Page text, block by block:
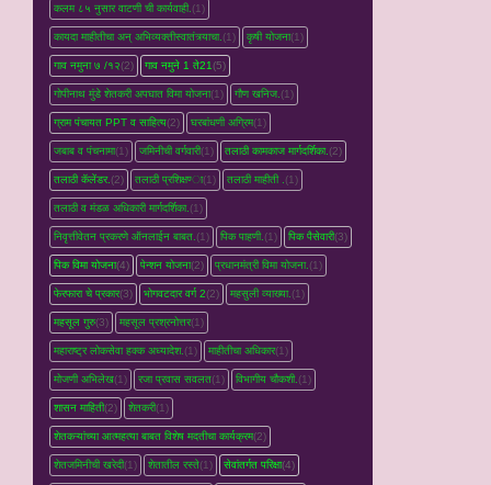
कलम ८५ नुसार वाटणी ची कार्यवाही. (1)
कायदा माहीतीचा अन् अभिव्यक्तीस्वातंत्र्याचा. (1) कृषी योजना(1)
गाव नमुना ७ /१२(2) गाव नमुने 1 ते21(5)
गोपीनाथ मुंडे शेतकरी अपघात विमा योजना(1) गौण खनिज. (1)
ग्राम पंचायत PPT व साहित्य(2) घरबांधणी अग्रिम(1)
जबाब व पंचनामा(1) जमिनीची वर्गवारी(1) तलाठी कामकाज मार्गदर्शिका.(2)
तलाठी कॅलेंडर.(2) तलाठी प्रशिक्षण्‍ा(1) तलाठी माहीती . (1)
तलाठी व मंडळ अधिकारी मार्गदर्शिका. (1)
निवृत्तीवेतन प्रकरणे ऑनलाईन बाबत. (1) पिक पाहणी. (1) पिक पैसेवारी(3)
पिक विमा योजना(4) पेन्शन योजना(2) प्रधानमंत्री विमा योजना. (1)
फेरफारा चे प्रकार(3) भोगवटदार वर्ग 2(2) महसुली व्‍याख्‍या. (1)
महसूल गुरु(3) महसूल प्रश्रनोत्तर(1)
महाराष्ट्र लोकसेवा हक्क अध्यादेश. (1) माहीतीचा अधिकार(1)
मोजणी अभिलेख(1) रजा प्रवास सवलत(1) विभागीय चौकशी. (1)
शासन माहिती(2) शेतकरी(1)
शेतकऱ्यांच्‍या आत्महत्‍या बाबत विशेष मदतीचा कार्यक्रम(2)
शेतजमिनीची खरेदी(1) शेतातील रस्‍ते(1) सेवांतर्गत परिक्षा(4)